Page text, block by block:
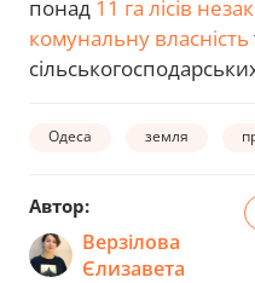
понад 11 га лісів
комунальну власність
Одеса земля
Автор:
Верзілова
Єлизавета